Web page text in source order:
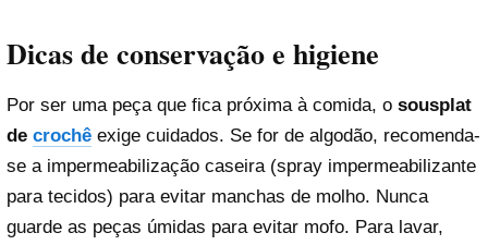
Dicas de conservação e higiene
Por ser uma peça que fica próxima à comida, o sousplat
de crochê exige cuidados. Se for de algodão, recomenda-
se a impermeabilização caseira (spray impermeabilizante
para tecidos) para evitar manchas de molho. Nunca
guarde as peças úmidas para evitar mofo. Para lavar,